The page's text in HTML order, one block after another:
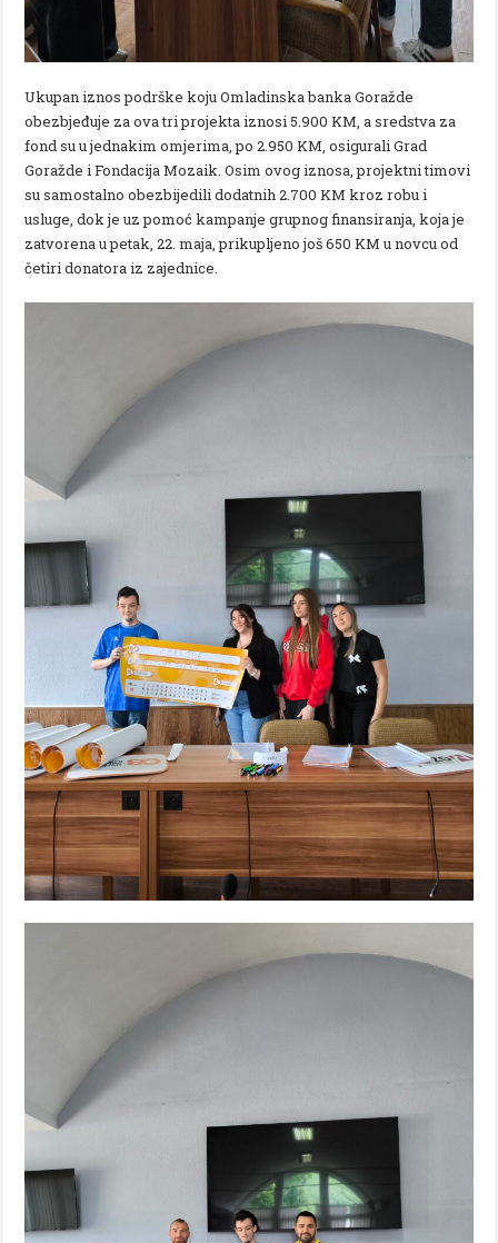
Ukupan iznos podrške koju Omladinska banka Goražde
obezbjeđuje za ova tri projekta iznosi 5.900 KM, a sredstva za
fond su u jednakim omjerima, po 2.950 KM, osigurali Grad
Goražde i Fondacija Mozaik. Osim ovog iznosa, projektni timovi
su samostalno obezbijedili dodatnih 2.700 KM kroz robu i
usluge, dok je uz pomoć kampanje grupnog finansiranja, koja je
zatvorena u petak, 22. maja, prikupljeno još 650 KM u novcu od
četiri donatora iz zajednice.